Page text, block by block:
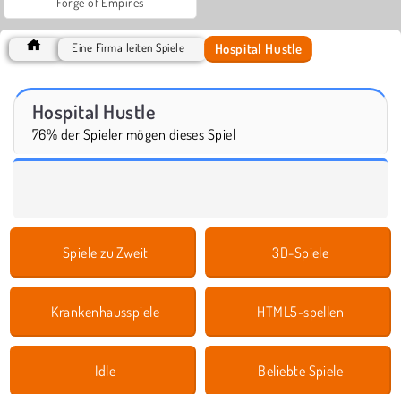
Eine Firma leiten Spiele Hospital Hustle
Hospital Hustle
76% der Spieler mögen dieses Spiel
Spiele zu Zweit 3D-Spiele
Krankenhausspiele HTML5-spellen
Idle Beliebte Spiele